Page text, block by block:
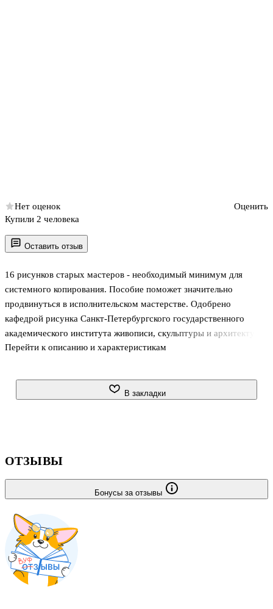
Оставить отзыв
16 рисунков старых мастеров - необходимый минимум для
системного копирования. Пособие поможет значительно
продвинуться в исполнительском мастерстве. Одобрено
кафедрой рисунка Санкт-Петербургского государственного
академического института живописи, скульптуры и архитектуры
имени И. Е. Репина при PAX.
музейных коллекций. Образцы опубликованы в натуральную
по душе и по уровню подготовки.
Основа - матовый мелов
Перейти к описанию и характеристикам
Нет оценок
Оценить
Купили 2 человека
В закладки
ОТЗЫВЫ
Бонусы за отзывы